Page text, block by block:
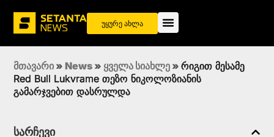
უყურე ახლა
მთავარი » News » ყველა სიახლე » რიგით მესამე
Red Bull Lukvrame თეზო ნიკოლოზიანის
გამარჯვებით დასრულდა
სარჩევი